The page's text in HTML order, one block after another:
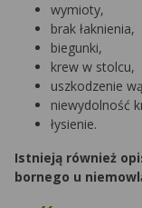
wymioty,
brak łaknienia,
biegunki,
krew w stolcu,
uszkodzenie
niewydolność
łysienie.
Istnieją również
bornego u